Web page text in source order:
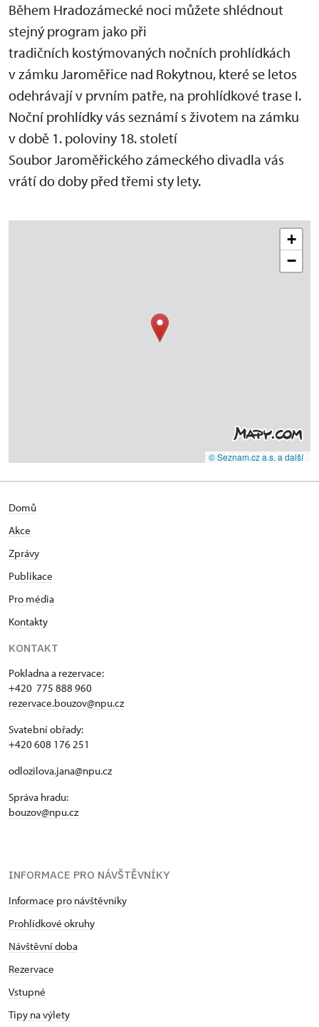
Během Hradozámecké noci můžete shlédnout
stejný program jako při
tradičních kostýmovaných nočních prohlídkách
v zámku Jaroměřice nad Rokytnou, které se letos
odehrávají v prvním patře, na prohlídkové trase I.
Noční prohlídky vás seznámí s životem na zámku
v době 1. poloviny 18. století
Soubor Jaroměřického zámeckého divadla vás
vrátí do doby před třemi sty lety.
+
−
© Seznam.cz a.s. a další
Domů
Akce
Zprávy
Publikace
Pro média
Kontakty
KONTAKT
Pokladna a rezervace:
+420 775 888 960
rezervace.bouzov@npu.cz
Svatební obřady:
+420 608 176 251
odlozilova.jana@npu.cz
Správa hradu:
bouzov@npu.cz
INFORMACE PRO NÁVŠTĚVNÍKY
Informace pro návštěvníky
Prohlídkové okruhy
Návštěvní doba
Rezervace
Vstupné
Tipy na výlety